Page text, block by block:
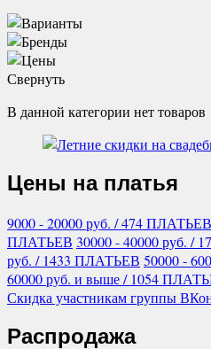
Свернуть
В данной категории нет товаров
Цены на платья
9000 - 20000руб. / 474 ПЛАТЬЕВ
ПЛАТЬЕВ 30000 - 40000руб. /
руб. / 1433 ПЛАТЬЕВ 50000 -
60000руб. и выше/ 1054
Скидка участникам группы
Распродажа